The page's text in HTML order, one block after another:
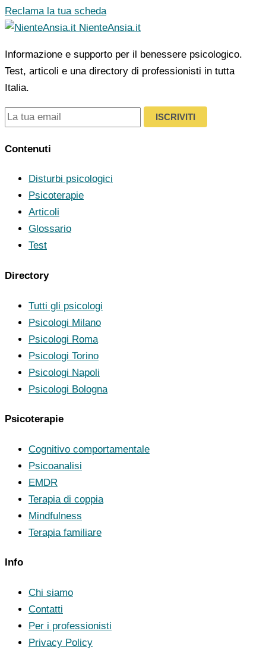
Reclama la tua scheda
NienteAnsia.it
Informazione e supporto per il benessere psicologico.
Test, articoli e una directory di professionisti in tutta
Italia.
ISCRIVITI
Contenuti
Disturbi psicologici
Psicoterapie
Articoli
Glossario
Test
Directory
Tutti gli psicologi
Psicologi Milano
Psicologi Roma
Psicologi Torino
Psicologi Napoli
Psicologi Bologna
Psicoterapie
Cognitivo comportamentale
Psicoanalisi
EMDR
Terapia di coppia
Mindfulness
Terapia familiare
Info
Chi siamo
Contatti
Per i professionisti
Privacy Policy